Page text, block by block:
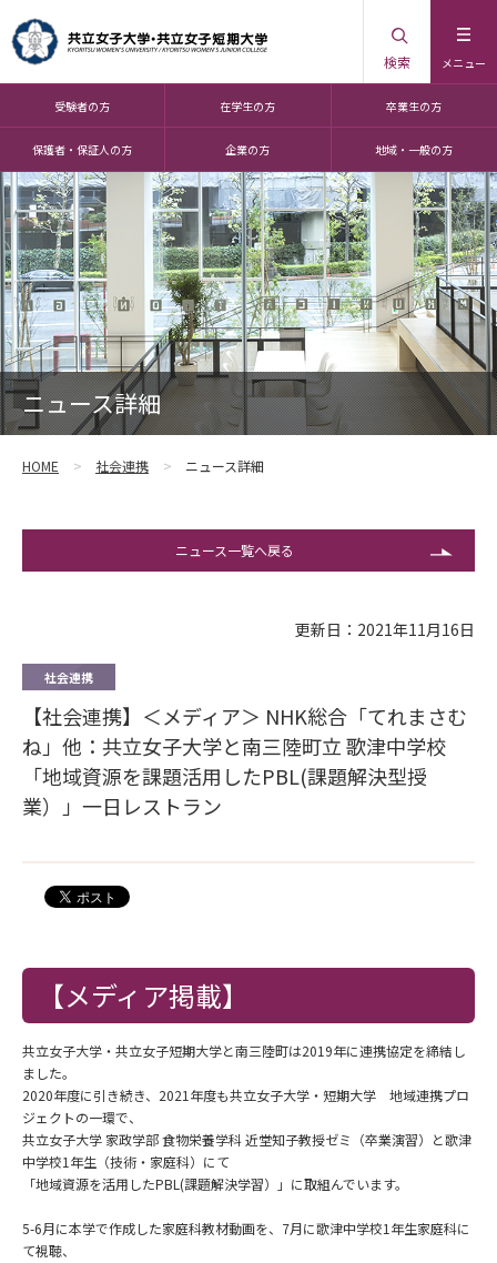
メニュー
検索
受験者の方 在学生の方 卒業生の方
保護者・保証人の方 企業の方 地域・一般の方
ニュース詳細
HOME 社会連携 ニュース詳細
ニュース一覧へ戻る
更新日：2021年11月16日
社会連携
【社会連携】＜メディア＞ NHK総合「てれまさむ
ね」他：共立女子大学と南三陸町立 歌津中学校
「地域資源を課題活用したPBL(課題解決型授
業）」一日レストラン
【メディア掲載】
共立女子大学・共立女子短期大学と南三陸町は2019年に連携協定を締結し
ました。
2020年度に引き続き、2021年度も共立女子大学・短期大学 地域連携プロ
ジェクトの一環で、
共立女子大学 家政学部 食物栄養学科 近堂知子教授ゼミ（卒業演習）と歌津
中学校1年生（技術・家庭科）にて
「地域資源を活用したPBL(課題解決学習）」に取組んでいます。
5-6月に本学で作成した家庭科教材動画を、7月に歌津中学校1年生家庭科に
て視聴、